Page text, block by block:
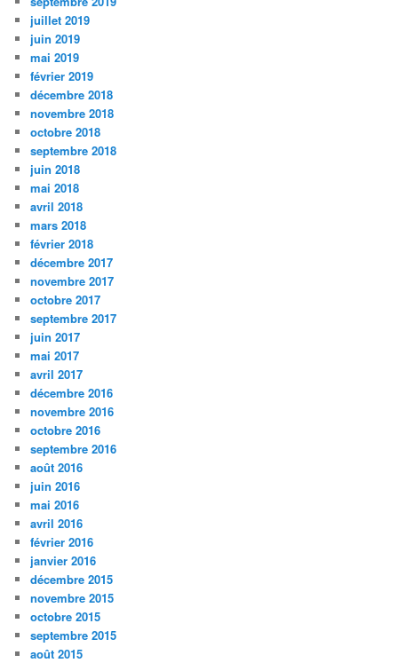
juillet 2019
juin 2019
mai 2019
février 2019
décembre 2018
novembre 2018
octobre 2018
septembre 2018
juin 2018
mai 2018
avril 2018
mars 2018
février 2018
décembre 2017
novembre 2017
octobre 2017
septembre 2017
juin 2017
mai 2017
avril 2017
décembre 2016
novembre 2016
octobre 2016
septembre 2016
août 2016
juin 2016
mai 2016
avril 2016
février 2016
janvier 2016
décembre 2015
novembre 2015
octobre 2015
septembre 2015
août 2015